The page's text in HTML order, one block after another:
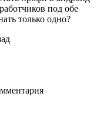
под обе
только одно?